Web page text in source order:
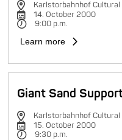
Karlstorbahnhof Cultural
14. October 2000
9:00 p.m.
Learn more
Giant Sand
Karlstorbahnhof Cultural
15. October 2000
9:30 p.m.